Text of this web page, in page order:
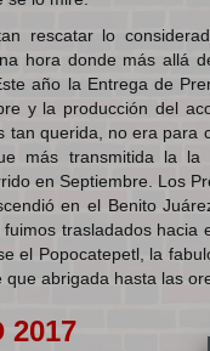
rescatar lo
hora donde más allá
año la Entrega de
y la producción del
querida, no era para
más transmitida la
en Septiembre. Los
en el Benito
trasladados
el Popocatepetl, la
abrigada hasta las
2017